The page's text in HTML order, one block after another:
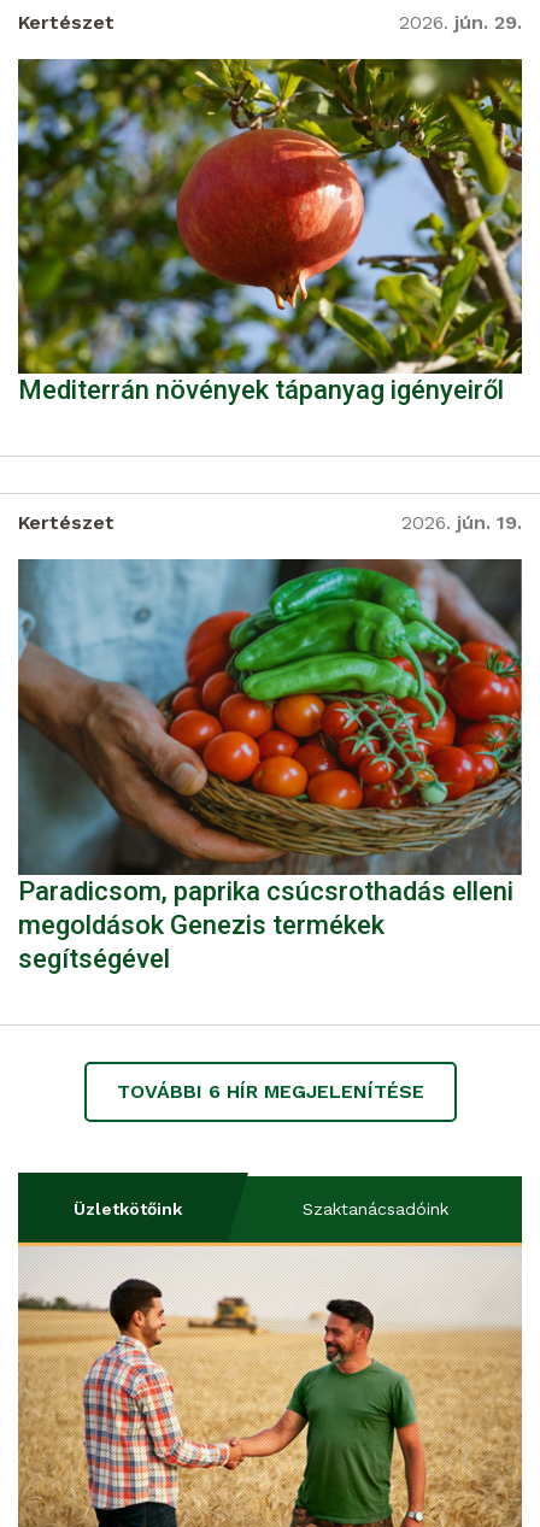
Kertészet 2026. jún. 29.
Mediterrán növények tápanyag igényeiről
Kertészet 2026. jún. 19.
Paradicsom, paprika csúcsrothadás elleni
megoldások Genezis termékek
segítségével
TOVÁBBI 6HÍR MEGJELENÍTÉSE
Üzletkötőink Szaktanácsadóink